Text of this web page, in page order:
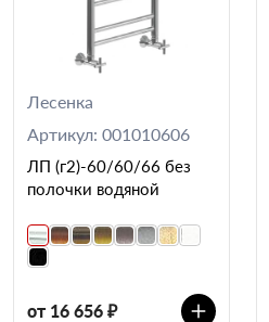
Лесенка
Артикул: 001010606
ЛП (г2)-60/60/66 без
полочки водяной
от 16 656 ₽